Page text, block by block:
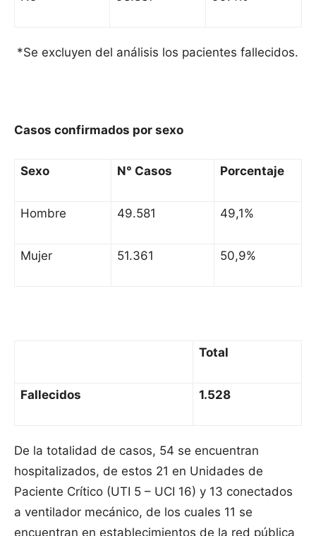
*Se excluyen del análisis los pacientes fallecidos.
Casos confirmados por sexo
Sexo N° Casos Porcentaje
Hombre 49.581 49,1%
Mujer 51.361 50,9%
Total
Fallecidos 1.528
De la totalidad de casos, 54 se encuentran
hospitalizados, de estos 21 en Unidades de
Paciente Crítico (UTI 5 – UCI 16) y 13 conectados
a ventilador mecánico, de los cuales 11 se
encuentran en establecimientos de la red pública